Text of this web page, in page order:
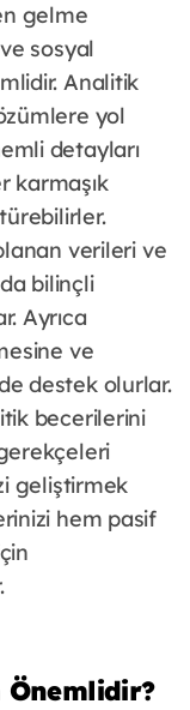
gelme
sosyal
Analitik
yol
detayları
karmaşık
verileri ve
bilinçli
Ayrıca
ve
destek olurlar.
becerilerini
geliştirmek
hem pasif
Önemlidir?